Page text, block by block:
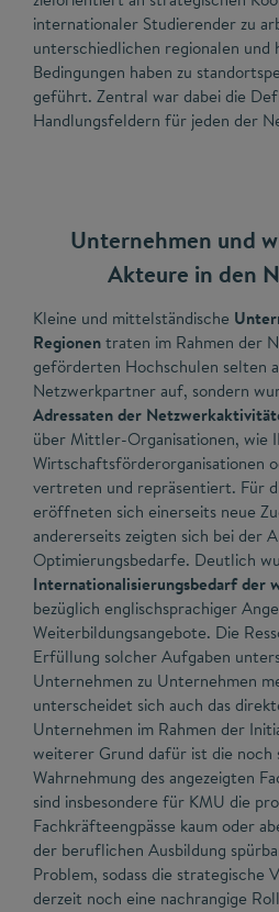
internationaler Studierender zu
unterschiedlichen regionalen
Bedingungen haben zu
geführt. Zentral war dabei die
Handlungsfeldern für jeden der
Unternehmen und
Akteure in den
Kleine und mittelständische
Regionentraten im Rahmen der
geförderten Hochschulen selten
Netzwerkpartner auf, sondern
Adressaten der
über Mittler-Organisationen, wie
Wirtschaftsförderorganisationen
vertreten und repräsentiert. Für
eröffneten sich einerseits neue
andererseits zeigten sich bei der
Optimierungsbedarfe. Deutlich
Internationalisierungsbedarf der
bezüglich englischsprachiger
Weiterbildungsangebote. Die
Erfüllung solcher Aufgaben
Unternehmen zu Unternehmen
unterscheidet sich auch das
Unternehmen im Rahmen der
weiterer Grund dafür ist die noch
Wahrnehmung des angezeigten
sind insbesondere für KMU die
Fachkräfteengpässe kaum oder
der beruflichen Ausbildung
Problem, sodass die strategische
derzeit noch eine nachrangige